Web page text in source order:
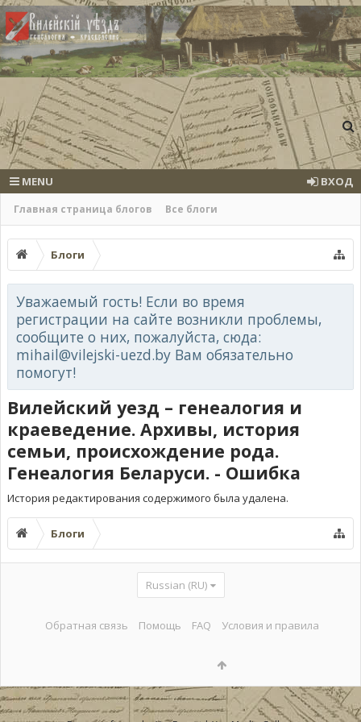
Главная страница блогов Все блоги
MENU ВХОД
Блоги
Уважаемый гость! Если во время
регистрации на сайте возникли проблемы,
сообщите о них, пожалуйста, сюда:
mihail@vilejski-uezd.by Вам обязательно
помогут!
Вилейский уезд – генеалогия и
краеведение. Архивы, история
семьи, происхождение рода.
Генеалогия Беларуси. - Ошибка
История редактирования содержимого была удалена.
Блоги
Russian (RU)
Обратная связь Помощь FAQ Условия и правила